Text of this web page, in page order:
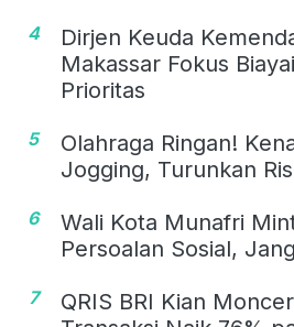
4
Dirjen Keuda
Makassar Fokus
Prioritas
5
Olahraga Ringan!
Jogging, Turunkan
6
Wali Kota Munafri
Persoalan Sosial,
7
QRIS BRI Kian